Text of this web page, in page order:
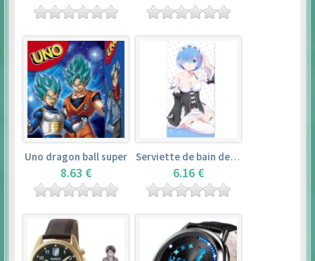
Uno dragon ball super
8.63 €
Serviette de bain de rem (120×60cm) – re:zero kara hajimeru isekai seikatsu
6.16 €